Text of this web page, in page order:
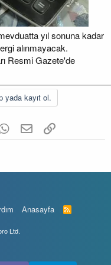
yıl sonuna kadar
alınmayacak.
Resmi Gazete'de
yada kayıt ol.
WhatsApp
E-postaLink
Anasayfa
R
S
Ltd.